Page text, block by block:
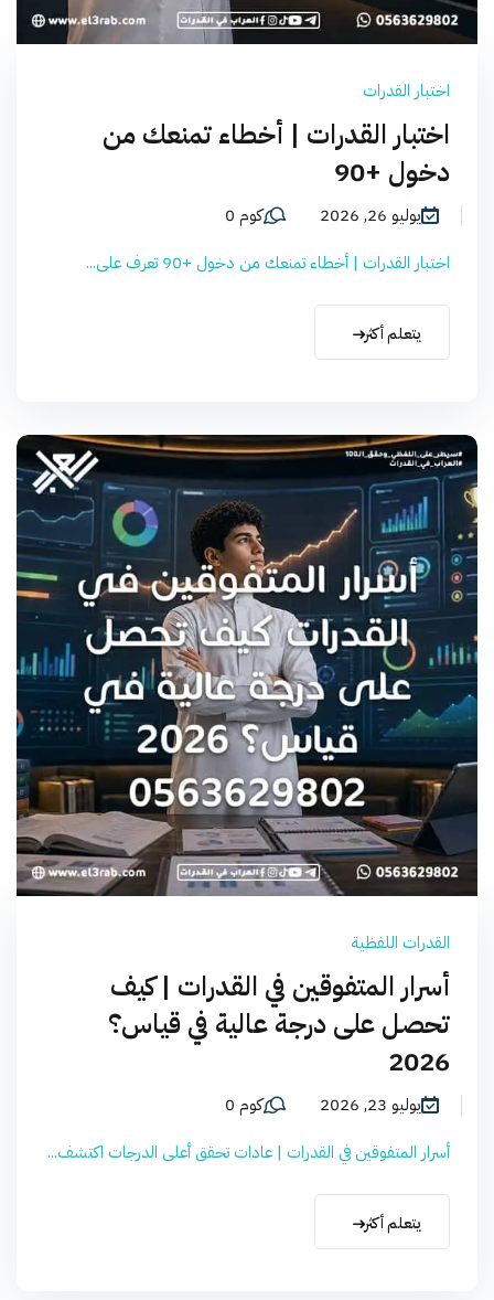
اختبار القدرات
اختبار القدرات | أخطاء تمنعك من
دخول +90
يوليو 26, 2026
كوم 0
اختبار القدرات | أخطاء تمنعك من دخول +90 تعرف على...
يتعلم أكثر
القدرات اللفظية
أسرار المتفوقين في القدرات | كيف
تحصل على درجة عالية في قياس؟
2026
يوليو 23, 2026
كوم 0
أسرار المتفوقين في القدرات | عادات تحقق أعلى الدرجات اكتشف...
يتعلم أكثر